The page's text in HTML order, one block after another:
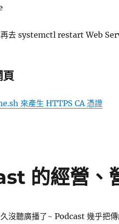
再去 systemctl restart Web
來產生 HTTPS CA 憑證
的經營、
沒聽廣播了~ Podcast 幾乎把